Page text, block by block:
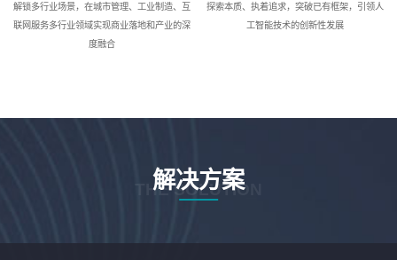
解锁多行业场景，在城市管理、工业制造、互
联网服务多行业领域实现商业落地和产业的深
度融合
探索本质、执着追求，突破已有框架，引领人
工智能技术的创新性发展
解决方案
THE SOLUTION